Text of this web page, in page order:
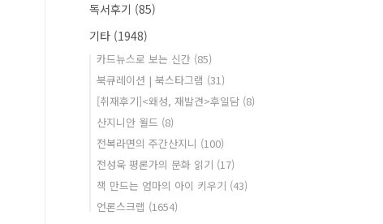
독서후기 (85)
기타 (1948)
카드뉴스로 보는 신간 (85)
북큐레이션 | 북스타그램 (31)
[취재후기]<왜성, 재발견>후일담 (8)
산지니안 월드 (8)
전복라면의 주간산지니 (100)
전성욱 평론가의 문화 읽기 (17)
책 만드는 엄마의 아이 키우기 (43)
언론스크랩 (1654)